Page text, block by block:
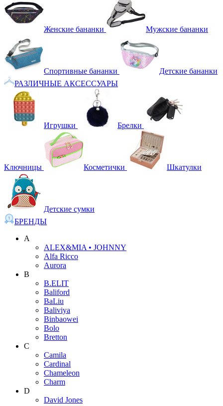
Женские бананки Мужские бананки
Спортивные бананки
Детские бананки
РАЗЛИЧНЫЕ АКСЕССУАРЫ
Игрушки Брелки
Ключницы Косметички Шкатулки
Детские сумки
БРЕНДЫ
A
ALEX&MIA • JOHNNY
Alfa Ricco
Aurora
B
B.ELIT
Baliford
BaLiu
Baliviya
Binbaowei
Bolo
Bretton
C
Camila
Cardinal
Chameleon
Charm
D
David Jones